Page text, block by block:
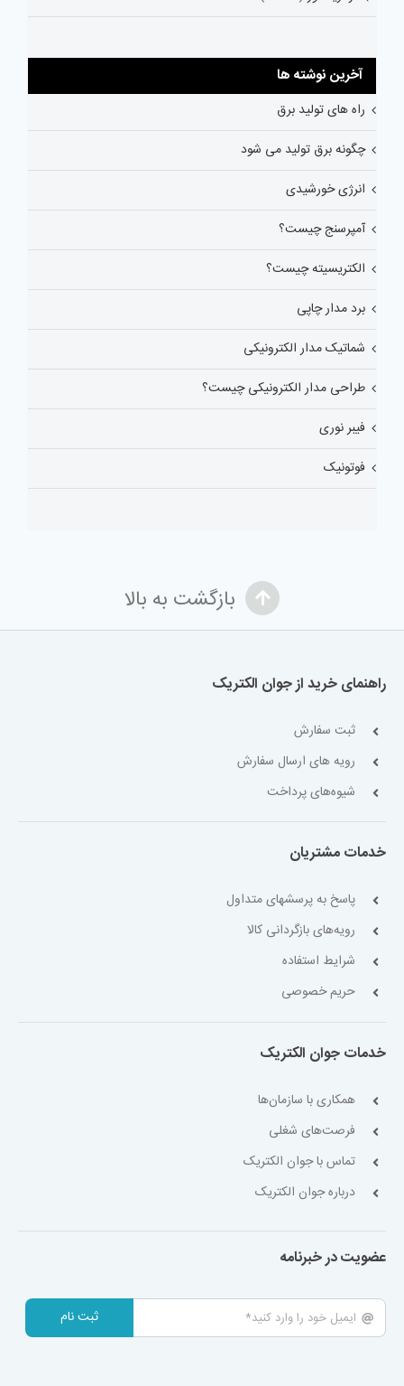
آخرین نوشته ها
راه های تولید برق
چگونه برق تولید می شود
انرژی خورشیدی
آمپرسنج چیست؟
الکتریسیته چیست؟
برد مدار چاپی
شماتیک مدار الکترونیکی
طراحی مدار الکترونیکی چیست؟
فیبر نوری
فوتونیک
بازگشت به بالا
راهنمای خرید از جوان الکتریک
ثبت سفارش
رویه های ارسال سفارش
شیوه‌های پرداخت
خدمات مشتریان
پاسخ به پرسشهای متداول
رویه‌های بازگردانی کالا
شرایط استفاده
حریم خصوصی
خدمات جوان الکتریک
همکاری با سازمان‌ها
فرصت‌های شغلی
تماس با جوان الکتریک
درباره جوان الکتریک
عضویت در خبرنامه
ثبت نام